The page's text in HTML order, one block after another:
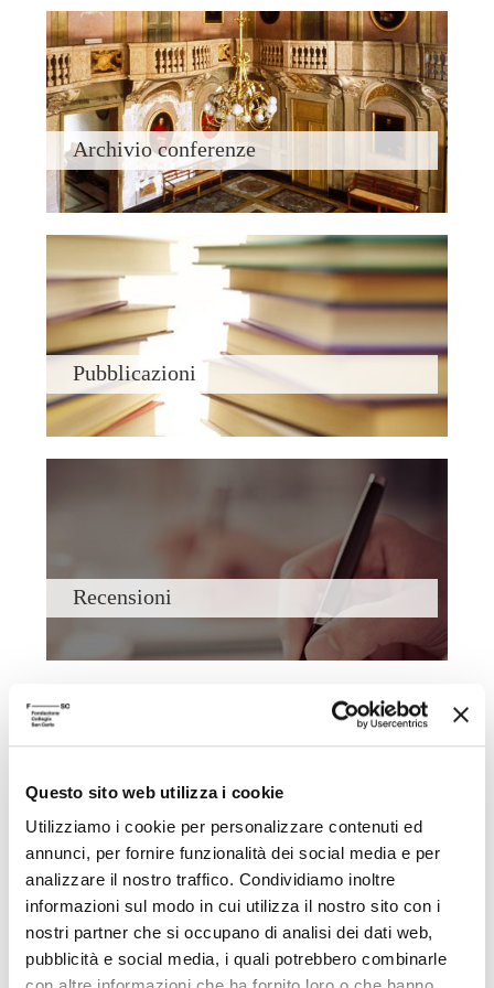
Questo sito web utilizza i cookie
Utilizziamo i cookie per personalizzare contenuti ed
annunci, per fornire funzionalità dei social media e per
analizzare il nostro traffico. Condividiamo inoltre
informazioni sul modo in cui utilizza il nostro sito con i
nostri partner che si occupano di analisi dei dati web,
pubblicità e social media, i quali potrebbero combinarle
Archivio conferenze
Pubblicazioni
Recensioni
Filosofia con i bambini